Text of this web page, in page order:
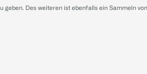
Des weiteren ist ebenfalls ein Sammeln